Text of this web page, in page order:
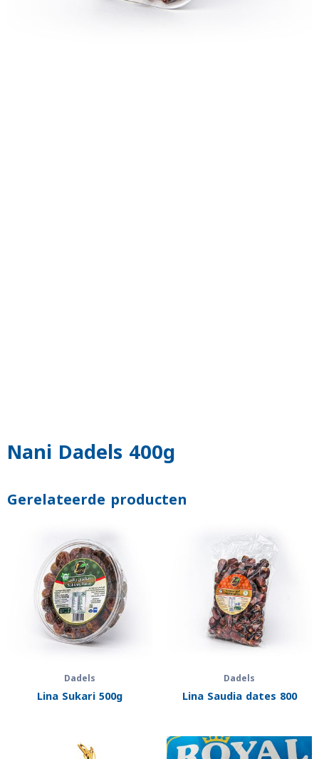
Nani Dadels 400g
Gerelateerde producten
Dadels
Lina Sukari 500g
Dadels
Lina Saudia dates 800